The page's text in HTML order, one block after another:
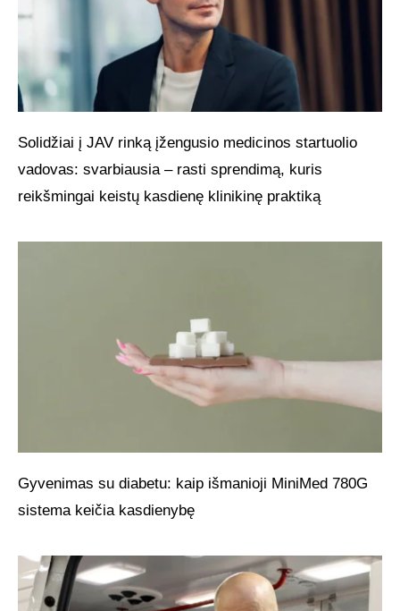
Solidžiai į JAV rinką įžengusio medicinos startuolio
vadovas: svarbiausia – rasti sprendimą, kuris
reikšmingai keistų kasdienę klinikinę praktiką
Gyvenimas su diabetu: kaip išmanioji MiniMed 780G
sistema keičia kasdienybę